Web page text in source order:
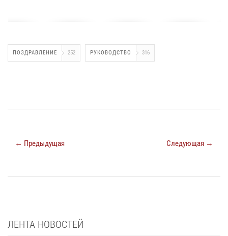
ПОЗДРАВЛЕНИЕ 252 РУКОВОДСТВО 316
← Предыдущая Следующая →
ЛЕНТА НОВОСТЕЙ